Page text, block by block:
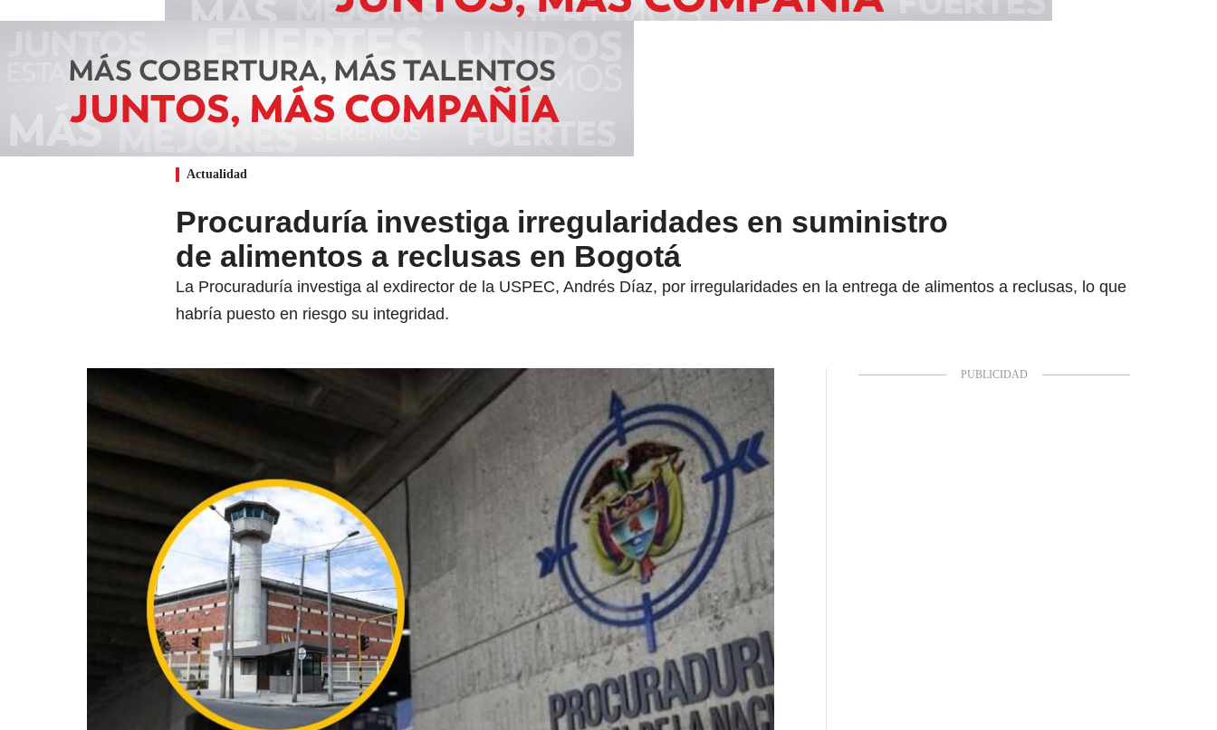
Actualidad
Procuraduría investiga irregularidades en suministro
de alimentos a reclusas en Bogotá
La Procuraduría investiga al exdirector de la USPEC, Andrés Díaz, por irregularidades en la entrega de alimentos a reclusas, lo que
habría puesto en riesgo su integridad.